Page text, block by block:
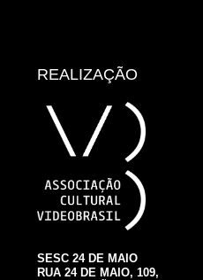
REALIZAÇÃO
SESC 24 DE MAIO
RUA 24 DE MAIO, 109,